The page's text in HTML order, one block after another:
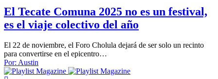
El Tecate Comuna 2025 no es un festival,
es el viaje colectivo del año
El 22 de noviembre, el Foro Cholula dejará de ser solo un recinto
para convertirse en el epicentro…
Por: Austin